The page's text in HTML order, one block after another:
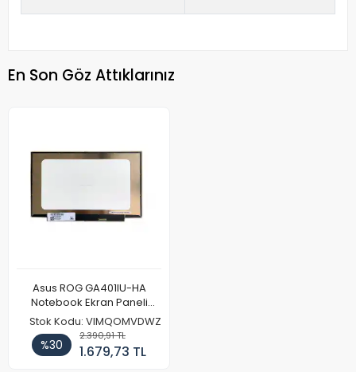
En Son Göz Attıklarınız
Asus ROG GA401IU-HA
Notebook Ekran Paneli
(FullHD)
Stok Kodu: VIMQOMVDWZ
%30
2.390,91 TL
1.679,73 TL